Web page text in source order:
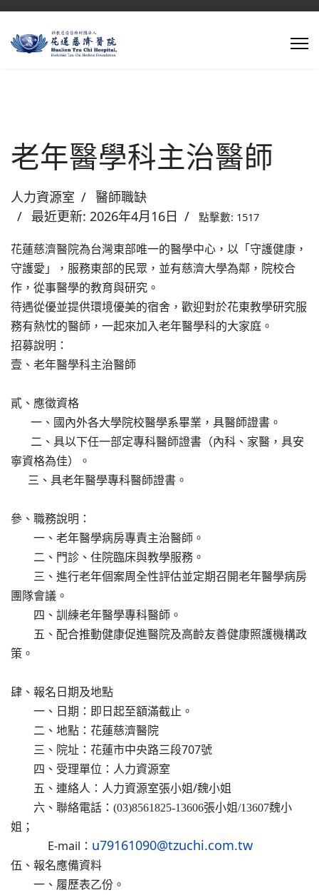
老年醫學科主治醫師
人力資源室
醫師職缺
最近更新: 2026年4月16日
點擊數: 1517
花蓮慈濟醫院為台灣東部唯一的醫學中心，以「守護健康，
守護愛」，服務東部的民眾，並有慈濟大學為鄰，院校合
作，從事醫學的教育與研究。
待遇從優並提供環境優美的宿舍，歡迎對於花東教學研究服
務有熱忱的醫師，一起來加入老年醫學科的大家庭。
招募說明：
壹、老年醫學科主治醫師
貳、應徵資格
一、國內外各大學院校醫學系畢業，具醫師證書。
二、具以下任一部定專科醫師證書（內科、家醫，具安
寧資格為佳）。
三、具老年醫學專科醫師證書。
參、職務說明：
一、老年醫學病房專責主治醫師。
二、門診、住院臨床與教學服務。
三、進行老年個案周全性評估並定期召開老年醫學病房
團隊會議。
四、訓練老年醫學專科醫師。
五、配合推動健康促進醫院及高齡友善健康照護機構政
策。
肆、報名日期及地點
一、日期：即日起至額滿截止。
二、地點：花蓮慈濟醫院
三、院址：花蓮市中央路三段707號
四、受理單位：人力資源室
五、連絡人：人力資源室張小姐/魏小姐
六、 聯絡電話：(03)8561825-13606張小姐/13607魏小
姐 ；
E-mail： u79161090@tzuchi.com.tw
伍、報名應備資料
一、履歷表乙份。